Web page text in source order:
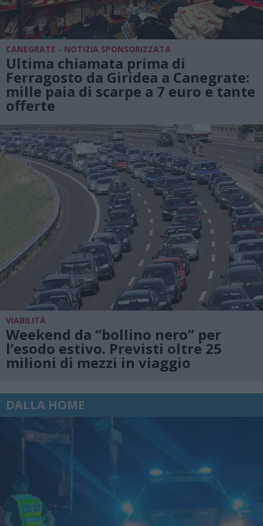
CANEGRATE - NOTIZIA SPONSORIZZATA
Ultima chiamata prima di
Ferragosto da Giridea a Canegrate:
mille paia di scarpe a 7 euro e tante
offerte
VIABILITÀ
Weekend da “bollino nero” per
l’esodo estivo. Previsti oltre 25
milioni di mezzi in viaggio
DALLA HOME